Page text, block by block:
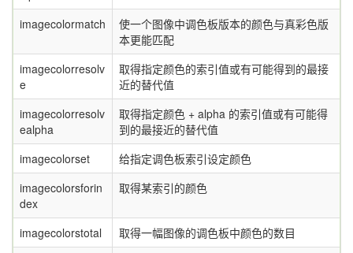
imagecolormatch
使一个图像中调色板版本的颜色与真彩色版
本更能匹配
imagecolorresolv
e
取得指定颜色的索引值或有可能得到的最接
近的替代值
imagecolorresolv
ealpha
取得指定颜色 + alpha 的索引值或有可能得
到的最接近的替代值
imagecolorset
给指定调色板索引设定颜色
imagecolorsforin
dex
取得某索引的颜色
imagecolorstotal
取得一幅图像的调色板中颜色的数目